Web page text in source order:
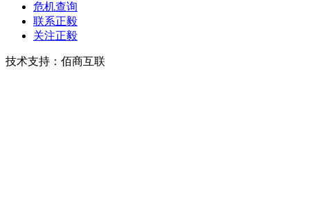
危机查询
联系正毅
关注正毅
技术支持：佰商互联